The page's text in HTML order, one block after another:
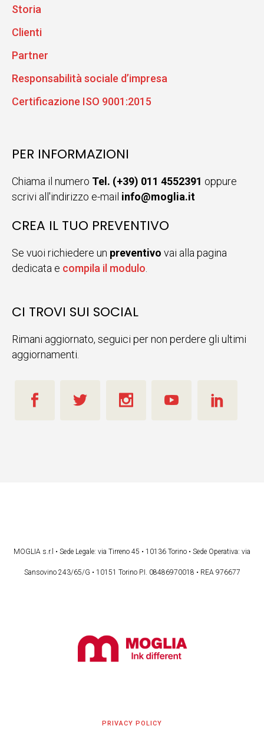
Storia
Clienti
Partner
Responsabilità sociale d’impresa
Certificazione ISO 9001:2015
PER INFORMAZIONI
Chiama il numero Tel. (+39) 011 4552391 oppure
scrivi all'indirizzo e-mail info@moglia.it
CREA IL TUO PREVENTIVO
Se vuoi richiedere un preventivo vai alla pagina
dedicata e compila il modulo.
CI TROVI SUI SOCIAL
Rimani aggiornato, seguici per non perdere gli ultimi
aggiornamenti.
MOGLIA s.r.l • Sede Legale: via Tirreno 45 • 10136 Torino • Sede Operativa: via
Sansovino 243/65/G • 10151 Torino P.I. 08486970018 • REA 976677
PRIVACY POLICY